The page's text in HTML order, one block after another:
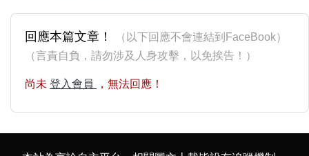
回應本篇文章！
（以下回應不會連結到FaceBook）
（言責自負，請勿涉及人身攻擊，以免挨告！）
尚未 登入會員 ，無法回應！